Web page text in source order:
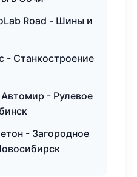
Road - Шины и
Станкостроение
- Рулевое
- Загородное